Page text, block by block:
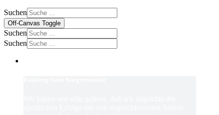
Suchen
Off-Canvas Toggle
Suchen
Suchen